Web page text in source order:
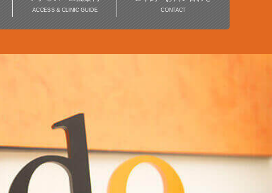
ホワイトニング
ACCESS & CLINIC GUIDE CONTACT